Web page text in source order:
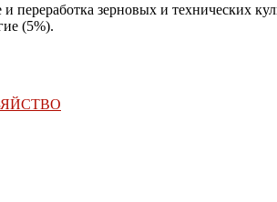
зерновых и технических
(5%).